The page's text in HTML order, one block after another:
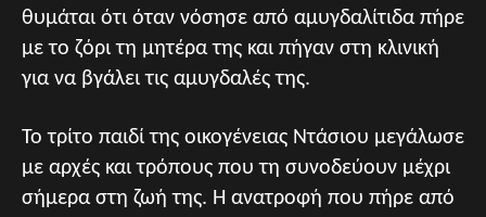
θυμάται ότι όταν νόσησε από αμυγδαλίτιδα πήρε
με το ζόρι τη μητέρα της και πήγαν στη κλινική
για να βγάλει τις αμυγδαλές της.
Το τρίτο παιδί της οικογένειας Ντάσιου μεγάλωσε
με αρχές και τρόπους που τη συνοδεύουν μέχρι
σήμερα στη ζωή της. Η ανατροφή που πήρε από